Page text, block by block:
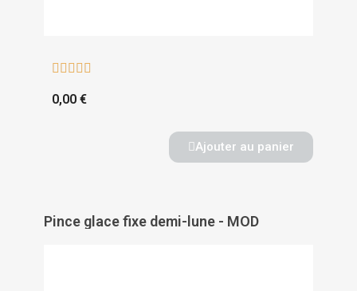
    
0,00 €
Ajouter au panier
Pince glace fixe demi-lune - MOD